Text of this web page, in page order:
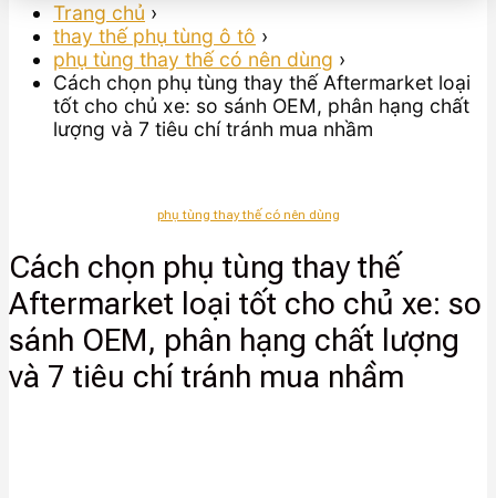
Trang chủ ›
thay thế phụ tùng ô tô ›
phụ tùng thay thế có nên dùng ›
Cách chọn phụ tùng thay thế Aftermarket loại
tốt cho chủ xe: so sánh OEM, phân hạng chất
lượng và 7 tiêu chí tránh mua nhầm
phụ tùng thay thế có nên dùng
Cách chọn phụ tùng thay thế
Aftermarket loại tốt cho chủ xe: so
sánh OEM, phân hạng chất lượng
và 7 tiêu chí tránh mua nhầm